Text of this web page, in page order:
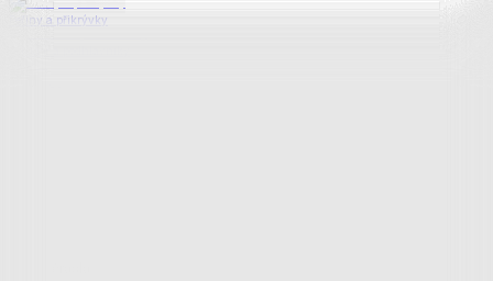
Peřiny a přikrývky